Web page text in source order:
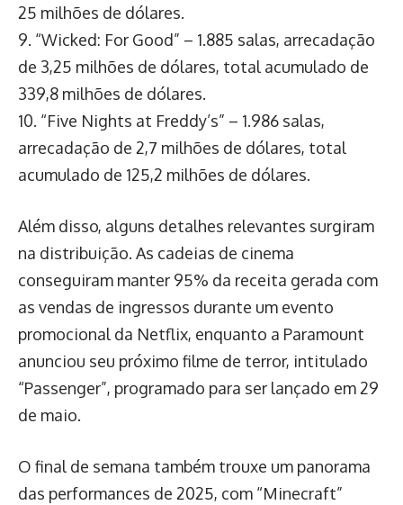
25 milhões de dólares.
9. “Wicked: For Good” – 1.885 salas, arrecadação
de 3,25 milhões de dólares, total acumulado de
339,8 milhões de dólares.
10. “Five Nights at Freddy’s” – 1.986 salas,
arrecadação de 2,7 milhões de dólares, total
acumulado de 125,2 milhões de dólares.
Além disso, alguns detalhes relevantes surgiram
na distribuição. As cadeias de cinema
conseguiram manter 95% da receita gerada com
as vendas de ingressos durante um evento
promocional da Netflix, enquanto a Paramount
anunciou seu próximo filme de terror, intitulado
“Passenger”, programado para ser lançado em 29
de maio.
O final de semana também trouxe um panorama
das performances de 2025, com “Minecraft”